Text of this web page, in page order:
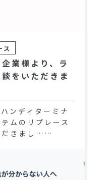
ス
業様より、ラ
をいただきま
ンディターミナ
ムのリプレース
だきまし……